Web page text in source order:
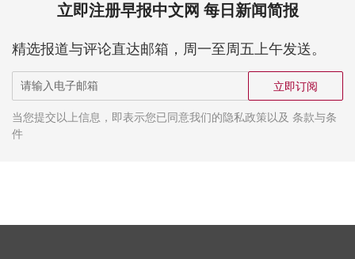
立即注册早报中文网 每日新闻简报
精选报道与评论直达邮箱，周一至周五上午发送。
立即订阅
当您提交以上信息，即表示您已同意我们的隐私政策以及 条款与条
件